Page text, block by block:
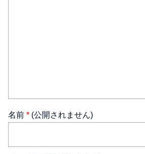
名前 * (公開されません)